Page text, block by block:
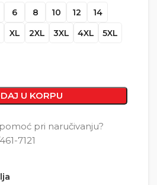
6 8 10 12
14
XL 2XL 3XL 4XL 5XL
U KORPU
pri naručivanju?
7121